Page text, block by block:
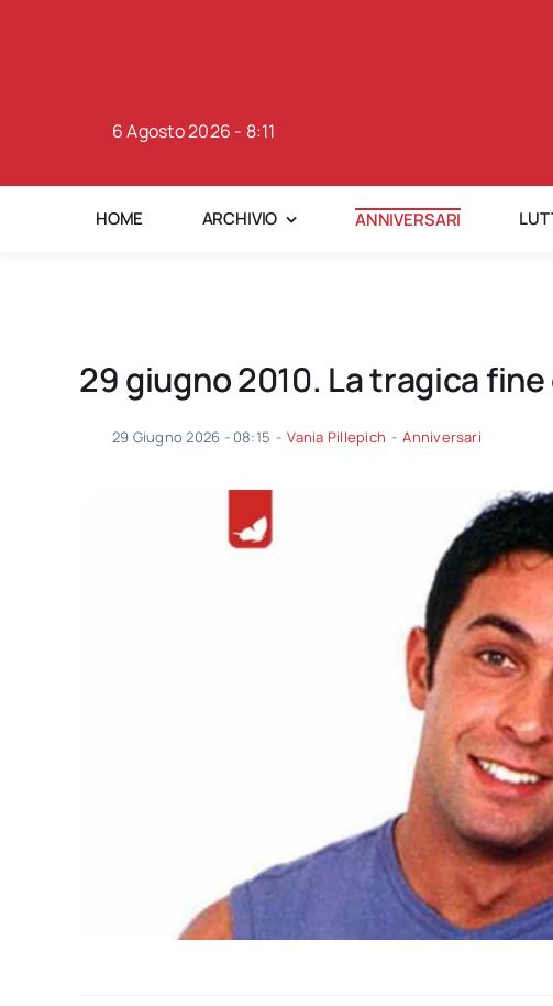
6 Agosto 2026 - 8:11
HOME ARCHIVIO ANNIVERSARI
29 giugno 2010. La tragica
29 Giugno 2026 - 08:15 - Vania Pillepich - Anniversari